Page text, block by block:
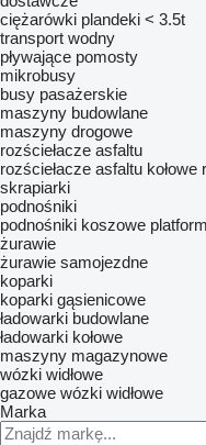
ciężarówki plandeki < 3.5t
transport wodny
pływające pomosty
mikrobusy
busy pasażerskie
maszyny budowlane
maszyny drogowe
rozściełacze asfaltu
rozściełacze asfaltu kołowe
skrapiarki
podnośniki
podnośniki koszowe
żurawie
żurawie samojezdne
koparki
koparki gąsienicowe
ładowarki budowlane
ładowarki kołowe
maszyny magazynowe
wózki widłowe
gazowe wózki widłowe
Marka